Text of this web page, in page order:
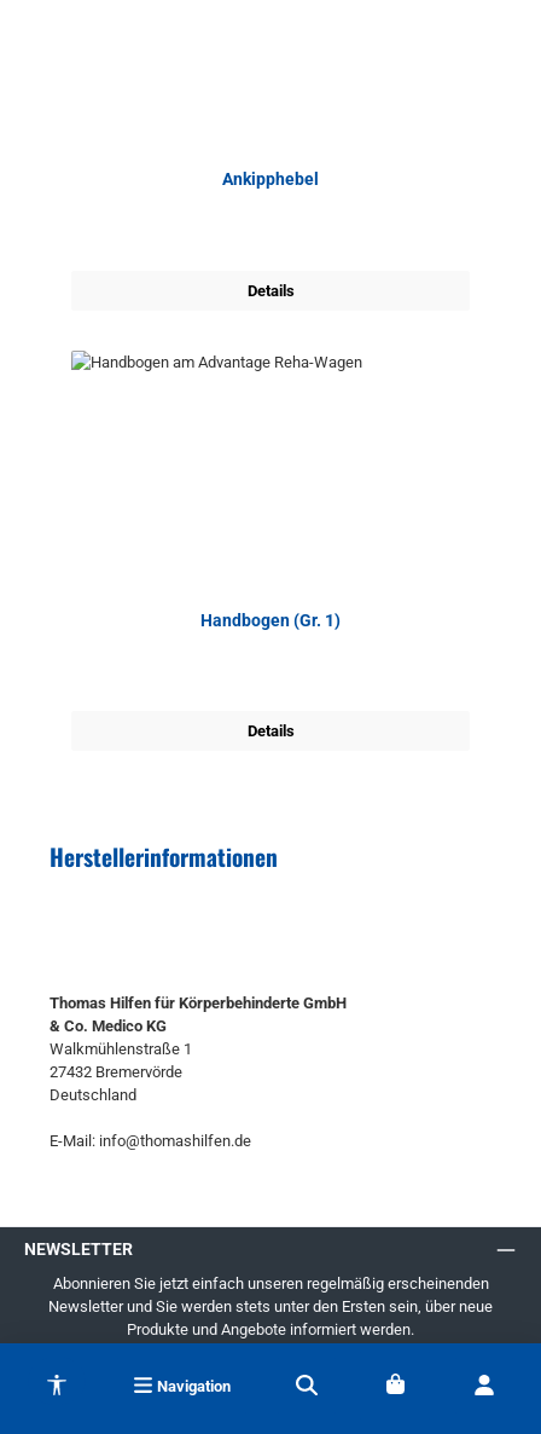
Navigation
Ankipphebel
Details
Handbogen (Gr. 1)
Details
Herstellerinformationen
Thomas Hilfen für Körperbehinderte GmbH
& Co. Medico KG
Walkmühlenstraße 1
27432 Bremervörde
Deutschland
E-Mail: info@thomashilfen.de
NEWSLETTER
Abonnieren Sie jetzt einfach unseren regelmäßig erscheinenden
Newsletter und Sie werden stets unter den Ersten sein, über neue
Produkte und Angebote informiert werden.
Mail-